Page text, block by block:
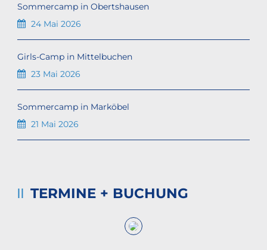
Sommercamp in Obertshausen
24 Mai 2026
Girls-Camp in Mittelbuchen
23 Mai 2026
Sommercamp in Marköbel
21 Mai 2026
TERMINE + BUCHUNG